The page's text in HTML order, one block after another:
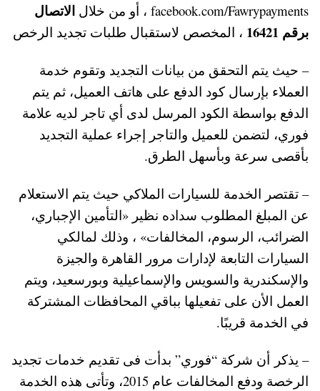
facebook.com/Fawrypayments ، أو من خلال
الاتصال
برقم 16421
، المخصص لاستقبال طلبات تجديد الرخص
– حيث يتم التحقق من بيانات التجديد وتقوم خدمة
العملاء بإرسال كود الدفع على هاتف العميل، ثم يتم
الدفع بواسطة الكود المرسل لدى أي تاجر لديه علامة
فوري، لتضمن للعميل والتاجر إجراء عملية التجديد
بأقصى سرعة وبأسهل الطرق.
– تقتصر الخدمة للسيارات الملاكي حيث يتم الاستعلام
عن المبلغ المطلوب سداده نظير «التأمين الإجباري،
الضرائب، الرسوم، المخالفات» ، وذلك لمالكي
السيارات التابعة لإدارات مرور القاهرة والجيزة
والإسكندرية والسويس والإسماعيلية وبورسعيد، ويتم
العمل الأن على تفعيلها بباقي المحافظات المشتركة
في الخدمة قريبًا.
– يذكر أن شركة “فوري” بدأت فى تقديم خدمات تجديد
الرخصة ودفع المخالفات عام 2015، وتأتى هذه الخدمة